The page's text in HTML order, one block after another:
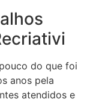
do que foi
anos pela
atendidos e